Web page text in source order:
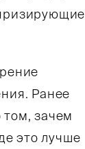
Ранее
зачем
это лучше